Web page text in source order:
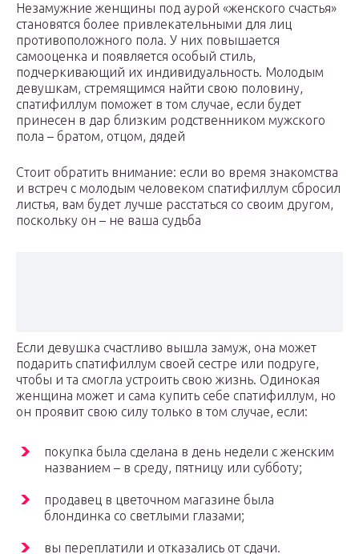
Незамужние женщины под аурой «женского счастья»
становятся более привлекательными для лиц
противоположного пола. У них повышается
самооценка и появляется особый стиль,
подчеркивающий их индивидуальность. Молодым
девушкам, стремящимся найти свою половину,
спатифиллум поможет в том случае, если будет
принесен в дар близким родственником мужского
пола – братом, отцом, дядей
Стоит обратить внимание: если во время знакомства
и встреч с молодым человеком спатифиллум сбросил
листья, вам будет лучше расстаться со своим другом,
поскольку он – не ваша судьба
Если девушка счастливо вышла замуж, она может
подарить спатифиллум своей сестре или подруге,
чтобы и та смогла устроить свою жизнь. Одинокая
женщина может и сама купить себе спатифиллум, но
он проявит свою силу только в том случае, если:
покупка была сделана в день недели с женским
названием – в среду, пятницу или субботу;
продавец в цветочном магазине была
блондинка со светлыми глазами;
вы переплатили и отказались от сдачи.